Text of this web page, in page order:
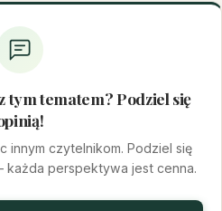
tym tematem? Podziel się
innym czytelnikom. Podziel się
perspektywa jest cenna.